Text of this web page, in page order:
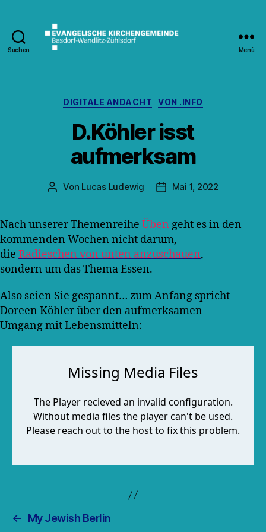
Suchen Menü
Kategorien
DIGITALE ANDACHT VON .INFO
D.Köhler isst
aufmerksam
Beitragsautor
Von Lucas Ludewig Veröffentlichungsdatum
Mai 1, 2022
Nach unserer Themenreihe Üben geht es in den
kommenden Wochen nicht darum,
die Radieschen von unten anzuschauen,
sondern um das Thema Essen.
Also seien Sie gespannt… zum Anfang spricht
Doreen Köhler über den aufmerksamen
Umgang mit Lebensmitteln:
←
My Jewish Berlin